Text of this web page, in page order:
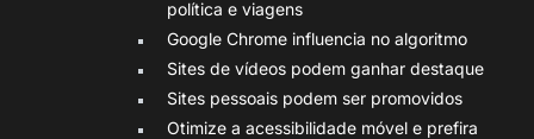
política e viagens
Google Chrome influencia no algoritmo
Sites de vídeos podem ganhar destaque
Sites pessoais podem ser promovidos
Otimize a acessibilidade móvel e prefira